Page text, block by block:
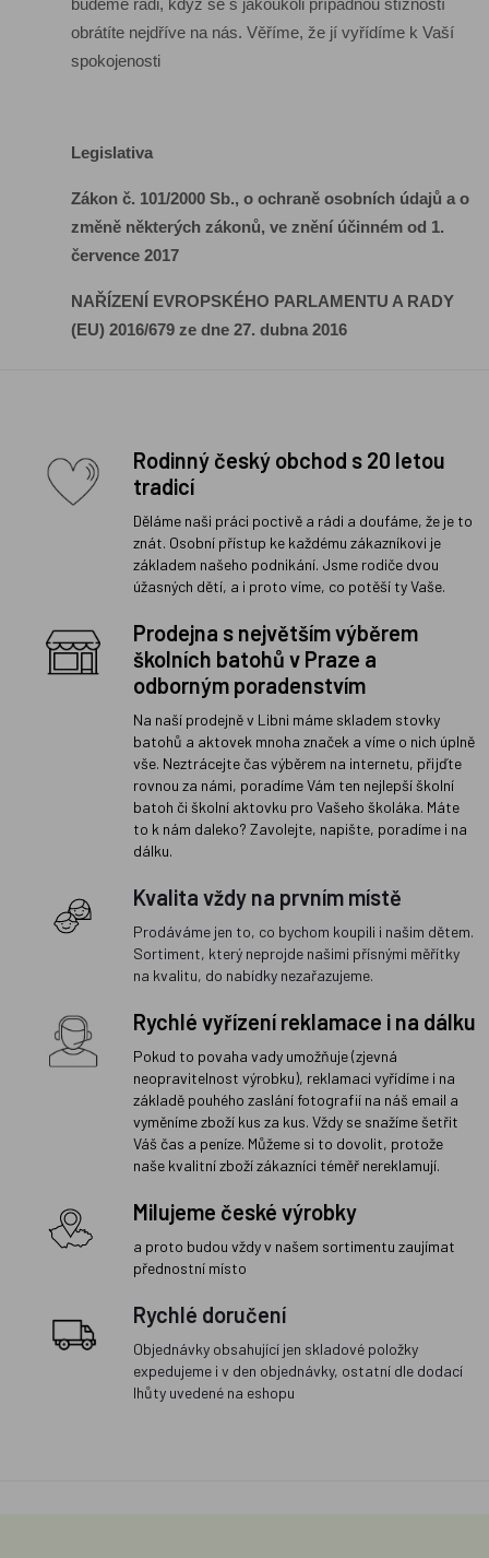
budeme rádi, když se s jakoukoli případnou stížností
obrátíte nejdříve na nás. Věříme, že jí vyřídíme k Vaší
spokojenosti
Legislativa
Zákon č. 101/2000 Sb., o ochraně osobních údajů a o
změně některých zákonů, ve znění účinném od 1.
července 2017
NAŘÍZENÍ EVROPSKÉHO PARLAMENTU A RADY
(EU) 2016/679 ze dne 27. dubna 2016
Rodinný český obchod s 20 letou
tradicí
Děláme naši práci poctivě a rádi a doufáme, že je to
znát. Osobní přístup ke každému zákazníkovi je
základem našeho podnikání. Jsme rodiče dvou
úžasných dětí, a i proto víme, co potěší ty Vaše.
Prodejna s největším výběrem
školních batohů v Praze a
odborným poradenstvím
Na naší prodejně v Libni máme skladem stovky
batohů a aktovek mnoha značek a víme o nich úplně
vše. Neztrácejte čas výběrem na internetu, přijďte
rovnou za námi, poradíme Vám ten nejlepší školní
batoh či školní aktovku pro Vašeho školáka. Máte
to k nám daleko? Zavolejte, napište, poradíme i na
dálku.
Kvalita vždy na prvním místě
Prodáváme jen to, co bychom koupili i našim dětem.
Sortiment, který neprojde našimi přísnými měřítky
na kvalitu, do nabídky nezařazujeme.
Rychlé vyřízení reklamace i na dálku
Pokud to povaha vady umožňuje (zjevná
neopravitelnost výrobku), reklamaci vyřídíme i na
základě pouhého zaslání fotografií na náš email a
vyměníme zboží kus za kus. Vždy se snažíme šetřit
Váš čas a peníze. Můžeme si to dovolit, protože
naše kvalitní zboží zákazníci téměř nereklamují.
Milujeme české výrobky
a proto budou vždy v našem sortimentu zaujímat
přednostní místo
Rychlé doručení
Objednávky obsahující jen skladové položky
expedujeme i v den objednávky, ostatní dle dodací
lhůty uvedené na eshopu